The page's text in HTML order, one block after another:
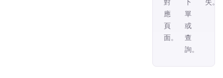
對
應
頁
面。
下
單
或
查
詢。
失。